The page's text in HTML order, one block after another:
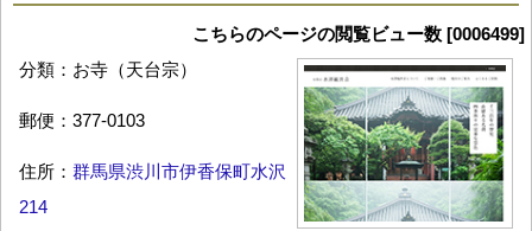
こちらのページの閲覧ビュー数 [0006499]
分類：お寺（天台宗）
郵便：377-0103
住所： 群馬県渋川市伊香保町水沢
214